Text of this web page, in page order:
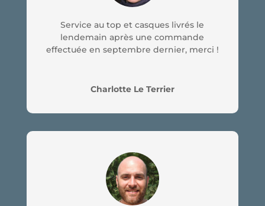
Service au top et casques livrés le
lendemain après une commande
effectuée en septembre dernier, merci !
Charlotte Le Terrier